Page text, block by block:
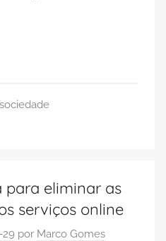
sociedade
para eliminar as
serviços online
29 por Marco Gomes